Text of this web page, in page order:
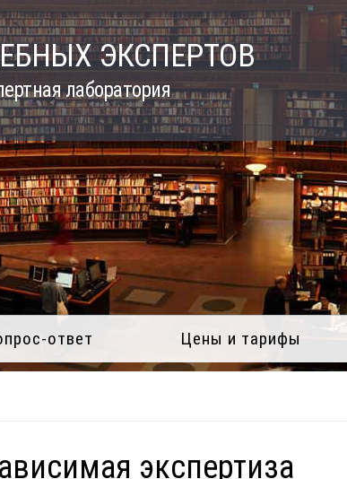
ЭКСПЕРТОВ
лаборатория
ответ Цены и тарифы
экспертиза